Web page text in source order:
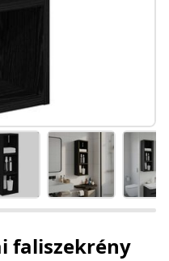
faliszekrény